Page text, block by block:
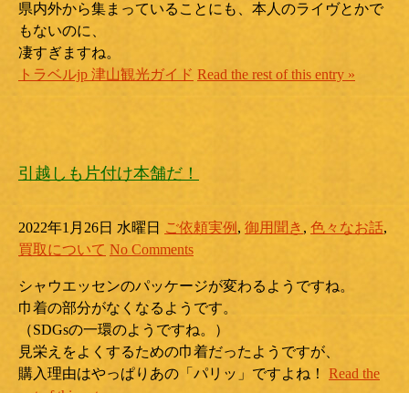
県内外から集まっていることにも、本人のライヴとかで
もないのに、
凄すぎますね。
トラベルjp 津山観光ガイド Read the rest of this entry »
引越しも片付け本舗だ！
2022年1月26日 水曜日 ご依頼実例 , 御用聞き , 色々なお話,
買取について No Comments
シャウエッセンのパッケージが変わるようですね。
巾着の部分がなくなるようです。
（SDGsの一環のようですね。）
見栄えをよくするための巾着だったようですが、
購入理由はやっぱりあの「パリッ」ですよね！ Read the